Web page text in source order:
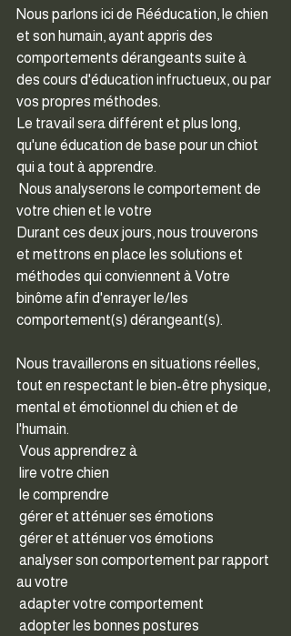
Nous parlons ici de Rééducation, le chien
et son humain, ayant appris des
comportements dérangeants suite à
des cours d'éducation infructueux, ou par
vos propres méthodes.
Le travail sera différent et plus long,
qu'une éducation de base pour un chiot
qui a tout à apprendre.
votre chien et le votre
Durant ces deux jours, nous trouverons
et mettrons en place les solutions et
méthodes qui conviennent à Votre
binôme afin d'enrayer le/les
comportement(s) dérangeant(s).
Nous travaillerons en situations réelles,
tout en respectant le bien-être physique,
mental et émotionnel du chien et de
l'humain.
Vous apprendrez à
lire votre chien
le comprendre
gérer et atténuer ses émotions
gérer et atténuer vos émotions
au votre
adapter votre comportement
adopter les bonnes postures